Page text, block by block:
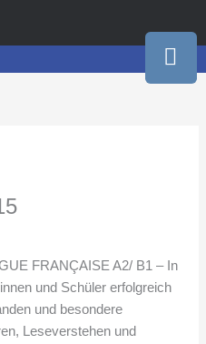
I
n
s
FRANÇAISE A2/ B1 – In
und Schüler erfolgreich
und besondere
Leseverstehen und